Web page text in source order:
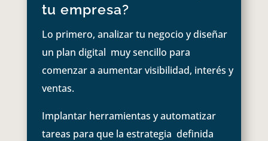
tu empresa?
Lo primero, analizar tu negocio y diseñar
un plan digital muy sencillo para
comenzar a aumentar visibilidad, interés y
ventas.
Implantar herramientas y automatizar
tareas para que la estrategia definida